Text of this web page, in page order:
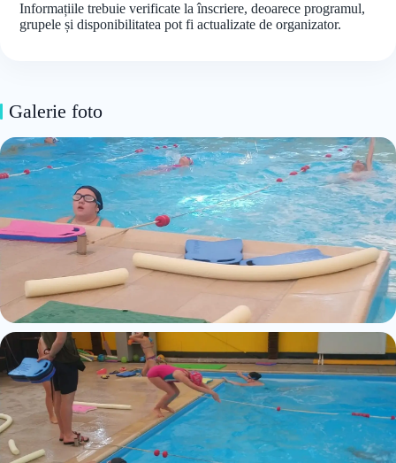
Informațiile trebuie verificate la înscriere, deoarece programul,
grupele și disponibilitatea pot fi actualizate de organizator.
Galerie foto